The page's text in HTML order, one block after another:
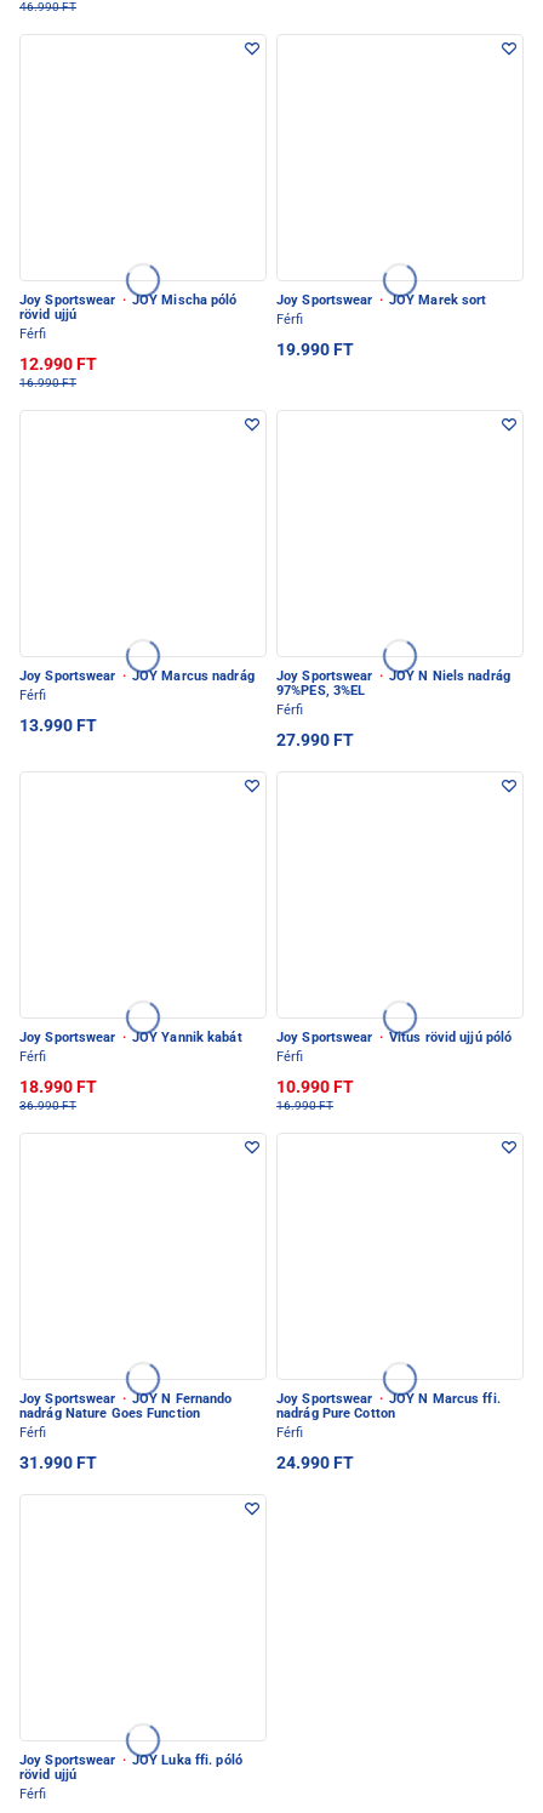
46.990 FT
Joy Sportswear · JOY Mischa póló
rövid ujjú
Férfi
12.990 FT
16.990 FT
Joy Sportswear · JOY Marek sort
Férfi
19.990 FT
Joy Sportswear · JOY Marcus nadrág
Férfi
13.990 FT
Joy Sportswear · JOY N Niels nadrág
97%PES, 3%EL
Férfi
27.990 FT
Joy Sportswear · JOY Yannik kabát
Férfi
18.990 FT
36.990 FT
Joy Sportswear · Vitus rövid ujjú póló
Férfi
10.990 FT
16.990 FT
Joy Sportswear · JOY N Fernando
nadrág Nature Goes Function
Férfi
31.990 FT
Joy Sportswear · JOY N Marcus ffi.
nadrág Pure Cotton
Férfi
24.990 FT
Joy Sportswear · JOY Luka ffi. póló
rövid ujjú
Férfi